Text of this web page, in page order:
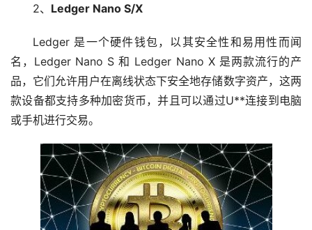
2、 Ledger Nano S/X
Ledger 是一个硬件钱包，以其安全性和易用性而闻
名，Ledger Nano S 和 Ledger Nano X 是两款流行的产
品，它们允许用户在离线状态下安全地存储数字资产，这两
款设备都支持多种加密货币，并且可以通过U**连接到电脑
或手机进行交易。